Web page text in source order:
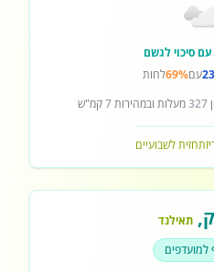
עם סיכוי לגשם
עם69%לחות
327מעלות ובמהירות7קמ"ש
תחזית לשבועיים
, תאילנד
למועדפים